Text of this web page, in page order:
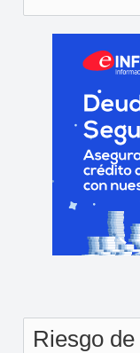
Riesgo de